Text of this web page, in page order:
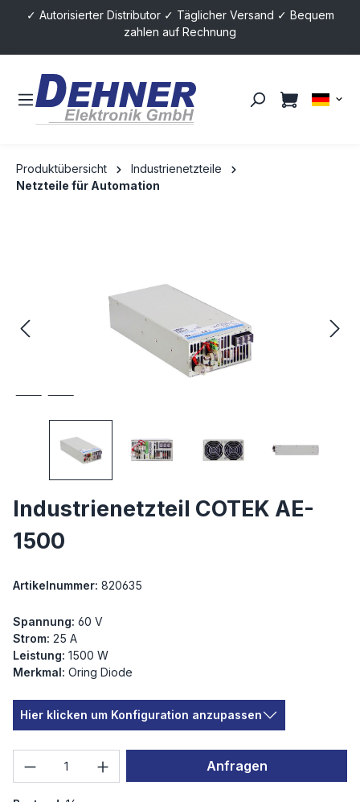
springen
✓ Autorisierter Distributor ✓ Täglicher Versand ✓ Bequem
zahlen auf Rechnung
Produktübersicht
Industrienetzteile
Netzteile für Automation
Industrienetzteil COTEK AE-
1500
Artikelnummer: 820635
Spannung: 60 V
Strom: 25 A
Leistung: 1500 W
Merkmal: Oring Diode
Hier klicken um Konfiguration anzupassen
Produkt Anzahl: Gib den gewünschten
Anfragen